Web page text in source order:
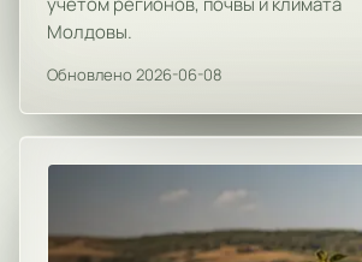
Молдовы.
Обновлено 2026-06-08